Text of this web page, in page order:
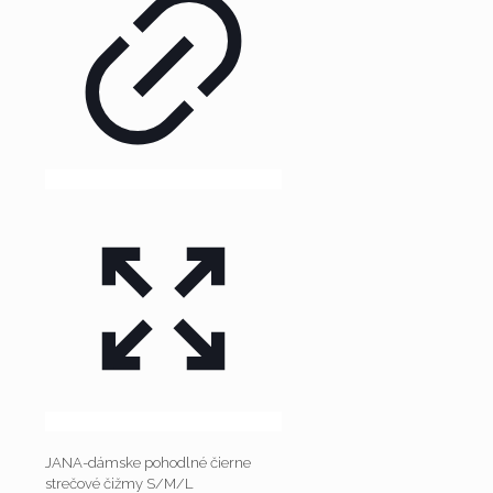
JANA-dámske pohodlné čierne
strečové čižmy S/M/L